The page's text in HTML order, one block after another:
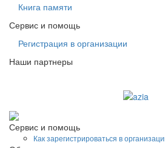
Книга памяти
Сервис и помощь
Регистрация в организации
Наши партнеры
Сервис и помощь
Как зарегистрироваться в